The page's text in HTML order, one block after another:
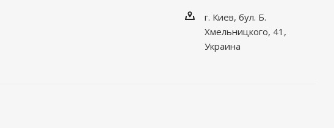
г. Киев, бул. Б.
Хмельницкого, 41,
Украина